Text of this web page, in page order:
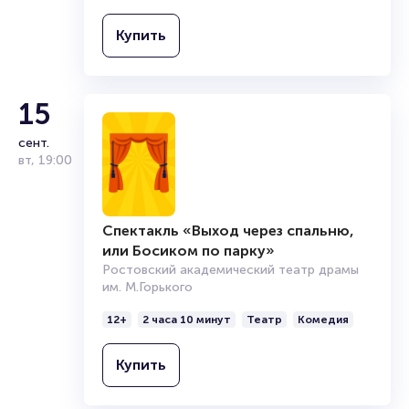
Купить
15
сент.
вт, 19:00
Спектакль «Выход через спальню,
или Босиком по парку»
Ростовский академический театр драмы
им. М.Горького
12+ 2 часа 10 минут Театр Комедия
Купить